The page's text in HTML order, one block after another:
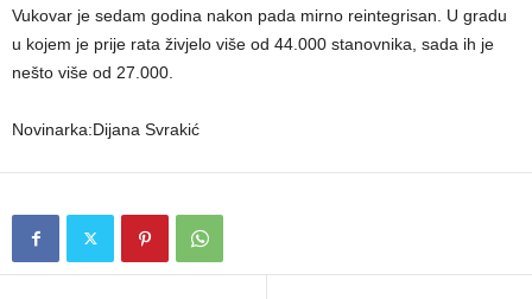
Vukovar je sedam godina nakon pada mirno reintegrisan. U gradu
u kojem je prije rata živjelo više od 44.000 stanovnika, sada ih je
nešto više od 27.000.
Novinarka:Dijana Svrakić